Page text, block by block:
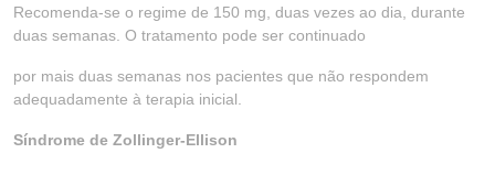
Recomenda-se o regime de 150 mg, duas vezes ao dia, durante
duas semanas. O tratamento pode ser continuado
por mais duas semanas nos pacientes que não respondem
adequadamente à terapia inicial.
Síndrome de Zollinger-Ellison